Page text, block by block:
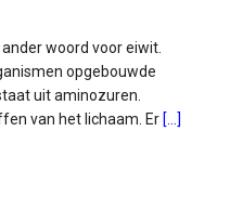
woord voor eiwit.
opgebouwde
uit aminozuren.
van het lichaam. Er [...]